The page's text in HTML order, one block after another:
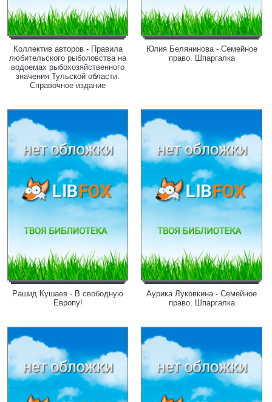
Коллектив авторов - Правила
любительского рыболовства на
водоемах рыбохозяйственного
значения Тульской области.
Справочное издание
Юлия Белянинова - Семейное
право. Шпаргалка
Рашид Кушаев - В свободную
Европу!
Аурика Луковкина - Семейное
право. Шпаргалка